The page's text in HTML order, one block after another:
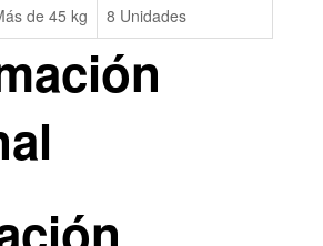
de 45 kg 8 Unidades